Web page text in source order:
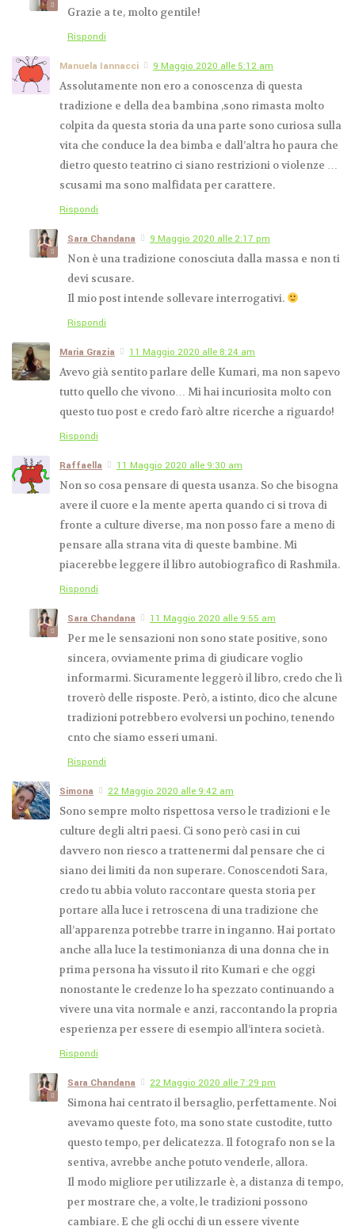
Grazie a te, molto gentile!
Rispondi
Manuela Iannacci
9 Maggio 2020 alle 5:12 am
Assolutamente non ero a conoscenza di questa
tradizione e della dea bambina ,sono rimasta molto
colpita da questa storia da una parte sono curiosa sulla
vita che conduce la dea bimba e dall’altra ho paura che
dietro questo teatrino ci siano restrizioni o violenze …
scusami ma sono malfidata per carattere.
Rispondi
Sara Chandana
9 Maggio 2020 alle 2:17 pm
Non è una tradizione conosciuta dalla massa e non ti
devi scusare.
Il mio post intende sollevare interrogativi.
Rispondi
Maria Grazia
11 Maggio 2020 alle 8:24 am
Avevo già sentito parlare delle Kumari, ma non sapevo
tutto quello che vivono… Mi hai incuriosita molto con
questo tuo post e credo farò altre ricerche a riguardo!
Rispondi
Raffaella
11 Maggio 2020 alle 9:30 am
Non so cosa pensare di questa usanza. So che bisogna
avere il cuore e la mente aperta quando ci si trova di
fronte a culture diverse, ma non posso fare a meno di
pensare alla strana vita di queste bambine. Mi
piacerebbe leggere il libro autobiografico di Rashmila.
Rispondi
Sara Chandana
11 Maggio 2020 alle 9:55 am
Per me le sensazioni non sono state positive, sono
sincera, ovviamente prima di giudicare voglio
informarmi. Sicuramente leggerò il libro, credo che lì
troverò delle risposte. Però, a istinto, dico che alcune
tradizioni potrebbero evolversi un pochino, tenendo
cnto che siamo esseri umani.
Rispondi
Simona
22 Maggio 2020 alle 9:42 am
Sono sempre molto rispettosa verso le tradizioni e le
culture degli altri paesi. Ci sono però casi in cui
davvero non riesco a trattenermi dal pensare che ci
siano dei limiti da non superare. Conoscendoti Sara,
credo tu abbia voluto raccontare questa storia per
portare alla luce i retroscena di una tradizione che
all’apparenza potrebbe trarre in inganno. Hai portato
anche alla luce la testimonianza di una donna che in
prima persona ha vissuto il rito Kumari e che oggi
nonostante le credenze lo ha spezzato continuando a
vivere una vita normale e anzi, raccontando la propria
esperienza per essere di esempio all’intera società.
Rispondi
Sara Chandana
22 Maggio 2020 alle 7:29 pm
Simona hai centrato il bersaglio, perfettamente. Noi
avevamo queste foto, ma sono state custodite, tutto
questo tempo, per delicatezza. Il fotografo non se la
sentiva, avrebbe anche potuto venderle, allora.
Il modo migliore per utilizzarle è, a distanza di tempo,
per mostrare che, a volte, le tradizioni possono
cambiare. E che gli occhi di un essere vivente